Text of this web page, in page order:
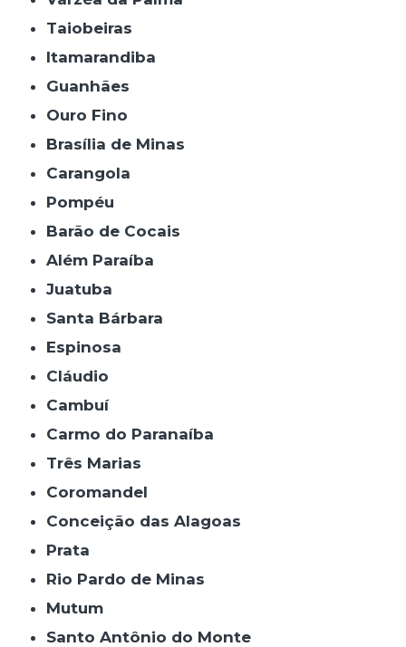
Taiobeiras
Itamarandiba
Guanhães
Ouro Fino
Brasília de Minas
Carangola
Pompéu
Barão de Cocais
Além Paraíba
Juatuba
Santa Bárbara
Espinosa
Cláudio
Cambuí
Carmo do Paranaíba
Três Marias
Coromandel
Conceição das Alagoas
Prata
Rio Pardo de Minas
Mutum
Santo Antônio do Monte